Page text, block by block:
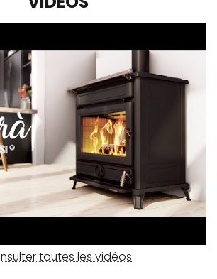
toutes les vidéos